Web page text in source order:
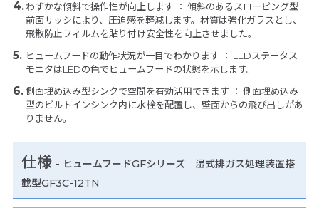
わずかな傾斜で操作性が向上します ： 傾斜のあるスローピング型
前面サッシにより、圧迫感を軽減します。材質は強化ガラスとし、
飛散防止フィルムを貼り付け安全性を向上させました。
ヒュームフードの動作状況が一目でわかります ： LEDステータス
モニタはLEDの色でヒュームフードの状態を示します。
側面埋め込み型シンクで空間を有効活用できます ： 側面埋め込み
型のビルトインシンク内に水栓を配置し、壁面からの飛び出しがあ
りません。
仕様 - ヒュームフードGFシリーズ 湿式排ガス処理装置搭
載型GF3C-12TN